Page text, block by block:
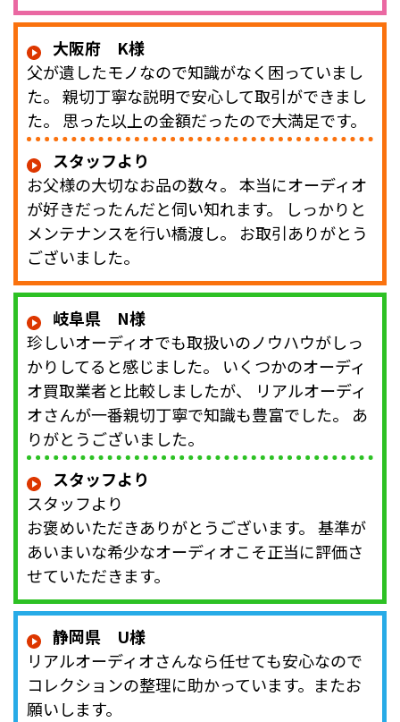
大阪府 K様
父が遺したモノなので知識がなく困っていまし
た。 親切丁寧な説明で安心して取引ができまし
た。 思った以上の金額だったので大満足です。
スタッフより
お父様の大切なお品の数々。 本当にオーディオ
が好きだったんだと伺い知れます。 しっかりと
メンテナンスを行い橋渡し。 お取引ありがとう
ございました。
岐阜県 N様
珍しいオーディオでも取扱いのノウハウがしっ
かりしてると感じました。 いくつかのオーディ
オ買取業者と比較しましたが、 リアルオーディ
オさんが一番親切丁寧で知識も豊富でした。 あ
りがとうございました。
スタッフより
スタッフより
お褒めいただきありがとうございます。 基準が
あいまいな希少なオーディオこそ正当に評価さ
せていただきます。
静岡県 U様
リアルオーディオさんなら任せても安心なので
コレクションの整理に助かっています。またお
願いします。